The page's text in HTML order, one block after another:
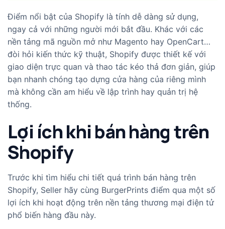
Điểm nổi bật của Shopify là tính dễ dàng sử dụng,
ngay cả với những người mới bắt đầu. Khác với các
nền tảng mã nguồn mở như Magento hay OpenCart…
đòi hỏi kiến thức kỹ thuật, Shopify được thiết kế với
giao diện trực quan và thao tác kéo thả đơn giản, giúp
bạn nhanh chóng tạo dựng cửa hàng của riêng mình
mà không cần am hiểu về lập trình hay quản trị hệ
thống.
Lợi ích khi bán hàng trên
Shopify
Trước khi tìm hiểu chi tiết quá trình bán hàng trên
Shopify, Seller hãy cùng BurgerPrints điểm qua một số
lợi ích khi hoạt động trên nền tảng thương mại điện tử
phổ biến hàng đầu này.